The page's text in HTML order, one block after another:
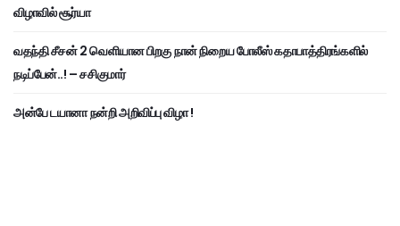
விழாவில் சூர்யா
வதந்தி சீசன் 2 வெளியான பிறகு நான் நிறைய போலீஸ் கதாபாத்திரங்களில்
நடிப்பேன்..! – சசிகுமார்
அன்பே டயானா நன்றி அறிவிப்பு விழா !